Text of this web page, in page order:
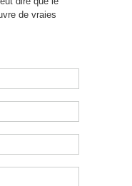
de vraies